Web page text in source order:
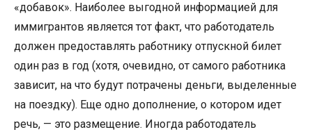
«добавок». Наиболее выгодной информацией для
иммигрантов является тот факт, что работодатель
должен предоставлять работнику отпускной билет
один раз в год (хотя, очевидно, от самого работника
зависит, на что будут потрачены деньги, выделенные
на поездку). Еще одно дополнение, о котором идет
речь, — это размещение. Иногда работодатель